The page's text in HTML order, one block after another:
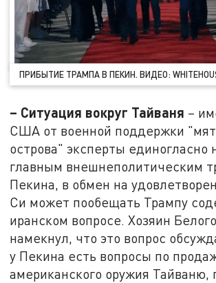
ПРИБЫТИЕ ТРАМПА В ПЕКИН. ВИДЕО:
– Ситуация вокруг Тайваня –
США от военной поддержки
острова" эксперты единогласно
главным внешнеполитическим
Пекина, в обмен на
Си может пообещать Трампу
иранском вопросе. Хозяин
намекнул, что это вопрос
у Пекина есть вопросы по
американского оружия Тайваню,